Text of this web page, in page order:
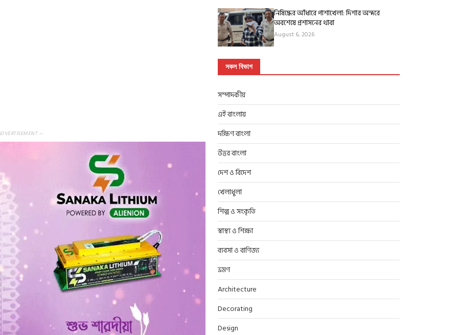
—
নিষিদ্ধের আঁধারে পাশাখেলা: দিশার অন্দরে
অবশেষে প্রশাসনের থাবা
August 6, 2026
সকল বিভাগ
সম্পাদকীয়
এই বাংলায়
দক্ষিণ বাংলা
উত্তর বাংলা
দেশ ও বিদেশ
খেলাধুলা
শিল্প ও সংকৃতি
স্বাস্থ্য ও শিক্ষা
ব্যবসা ও বাণিজ্য
ভ্রমণ
Architecture
Decorating
Design